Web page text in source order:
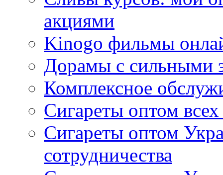
акциями
Kinogo фильмы
Дорамы с сильными
Комплексное
Сигареты оптом
Сигареты оптом
сотрудничества